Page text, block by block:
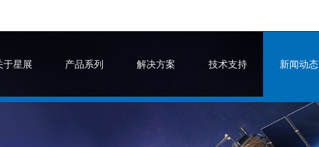
于星展 产品系列 解决方案 技术支持 新闻动态